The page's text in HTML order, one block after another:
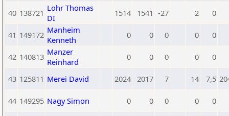
40 138721 Lohr Thomas
DI
1514 1541 -27 2 0
41 149172 Manheim
Kenneth
0 0 0 0 0
42 140813 Manzer
Reinhard
0 0 0 0 0
43 125811 Merei David 2024 2017 7 14 7,5
44 149295 Nagy Simon 0 0 0 0 0